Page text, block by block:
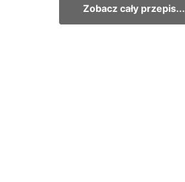
Zobacz cały przepis...